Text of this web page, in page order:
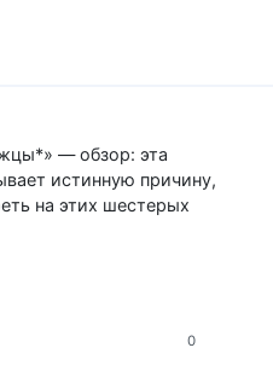
— обзор: эта
истинную причину,
на этих шестерых
0